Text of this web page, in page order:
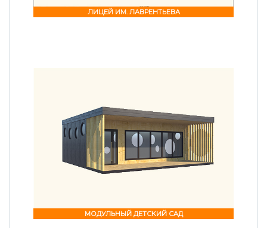
ЛИЦЕЙ ИМ. ЛАВРЕНТЬЕВА
МОДУЛЬНЫЙ ДЕТСКИЙ САД